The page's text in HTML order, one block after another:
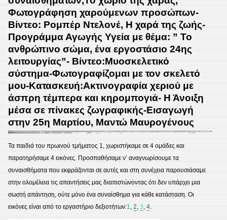
Φωτογράφηση χαρούμενων προσώπων-
Βίντεο: Ρομπέρ Ντελονέ, Η χαρά της ζωής-
Προγράμμα Αγωγής Υγεία με θέμα: ” Το
ανθρώπινο σώμα, ένα εργοστάσιο 24ης
λειτουργίας”- Βίντεο:Μυοσκελετικό
σύστημα-Φωτογραφίζομαι με τον σκελετό
μου-Κατασκευή:Ακτινογραφία χεριού με
άσπρη τέμπερα και κηρομπογιά- Η Άνοιξη
μέσα σε πίνακες ζωγραφικής-Εισαγωγή
στην 25η Μαρτίου, Μαντώ Μαυρογένους
Τα παιδιά του πρωινού τμήματος 1, χωριστήκαμε σε 4 ομάδες και
παρατηρήσαμε 4 εικόνες. Προσπαθήσαμε ν’ αναγνωρίσουμε τα
συναισθήματα που εκφράζονται σε αυτές και στη συνέχεια παρουσιάσαμε
στην ολομέλεια τις απαντήσεις μας διαπιστώνοντας ότι δεν υπάρχει μια
σωστή απάντηση, ούτε μόνο ένα συναίσθημα για κάθε κατάσταση. Οι
εικόνες είναι από το εργαστήριο δεξιοτήτων:1, 2, 3, 4.